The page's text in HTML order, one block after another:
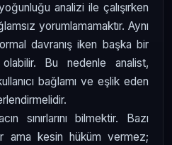
analizi ile çalışırken
yorumlamamaktır. Aynı
davranış iken başka bir
Bu nedenle analist,
bağlamı ve eşlik eden
sınırlarını bilmektir. Bazı
ama kesin hüküm vermez;